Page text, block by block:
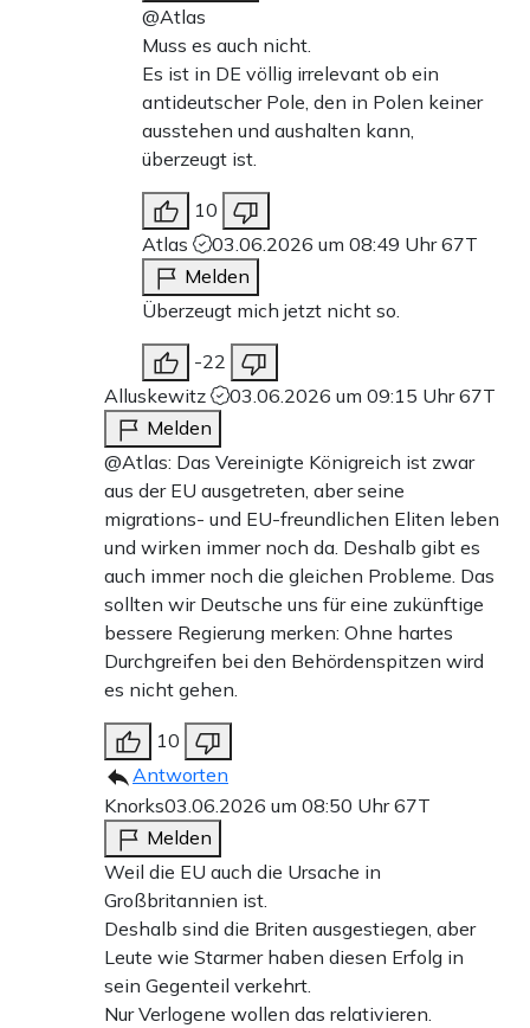
@Atlas
Muss es auch nicht.
Es ist in DE völlig irrelevant ob ein
antideutscher Pole, den in Polen keiner
ausstehen und aushalten kann,
überzeugt ist.
10
Atlas
03.06.2026 um 08:49 Uhr67T
Melden
Überzeugt mich jetzt nicht so.
-22
Alluskewitz
03.06.2026 um 09:15 Uhr67T
Melden
@Atlas: Das Vereinigte Königreich ist zwar
aus der EU ausgetreten, aber seine
migrations- und EU-freundlichen Eliten leben
und wirken immer noch da. Deshalb gibt es
auch immer noch die gleichen Probleme. Das
sollten wir Deutsche uns für eine zukünftige
bessere Regierung merken: Ohne hartes
Durchgreifen bei den Behördenspitzen wird
es nicht gehen.
10
Antworten
Knorks03.06.2026 um 08:50 Uhr67T
Melden
Weil die EU auch die Ursache in
Großbritannien ist.
Deshalb sind die Briten ausgestiegen, aber
Leute wie Starmer haben diesen Erfolg in
sein Gegenteil verkehrt.
Nur Verlogene wollen das relativieren.